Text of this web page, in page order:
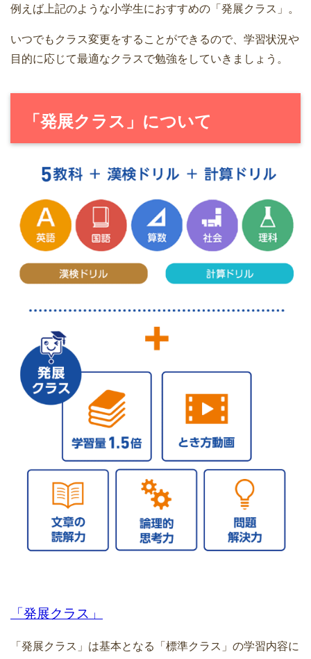
例えば上記のような小学生におすすめの「発展クラス」。
いつでもクラス変更をすることができるので、学習状況や
目的に応じて最適なクラスで勉強をしていきましょう。
「発展クラス」について
「発展クラス」
「発展クラス」は基本となる「標準クラス」の学習内容に